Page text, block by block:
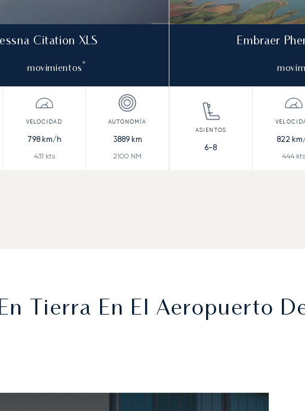
Citation XLS
movimientos *
798km/h
431 kts
3889km
2100 NM
Embraer
6-8
822
444 kts
Tierra En El Aeropuerto